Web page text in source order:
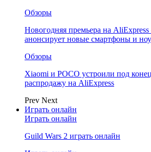
Обзоры
Новогодняя премьера на
анонсирует новые смартфоны и
Обзоры
Xiaomi и POCO устроили под
распродажу на AliExpress
Prev Next
Играть онлайн
Играть онлайн
Guild Wars 2 играть онлайн